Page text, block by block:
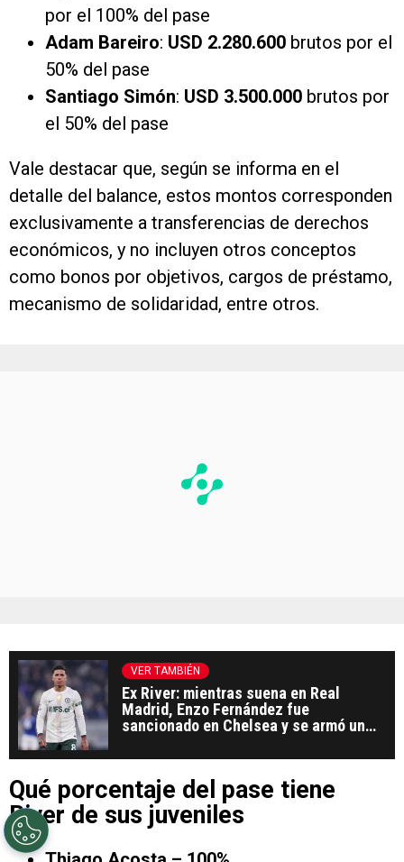
por el 100% del pase
Adam Bareiro: USD 2.280.600 brutos por el
50% del pase
Santiago Simón: USD 3.500.000 brutos por
el 50% del pase
Vale destacar que, según se informa en el
detalle del balance, estos montos corresponden
exclusivamente a transferencias de derechos
económicos, y no incluyen otros conceptos
como bonos por objetivos, cargos de préstamo,
mecanismo de solidaridad, entre otros.
VER TAMBIÉN
Ex River: mientras suena en Real
Madrid, Enzo Fernández fue
sancionado en Chelsea y se armó un
Qué porcentaje del pase tiene
River de sus juveniles